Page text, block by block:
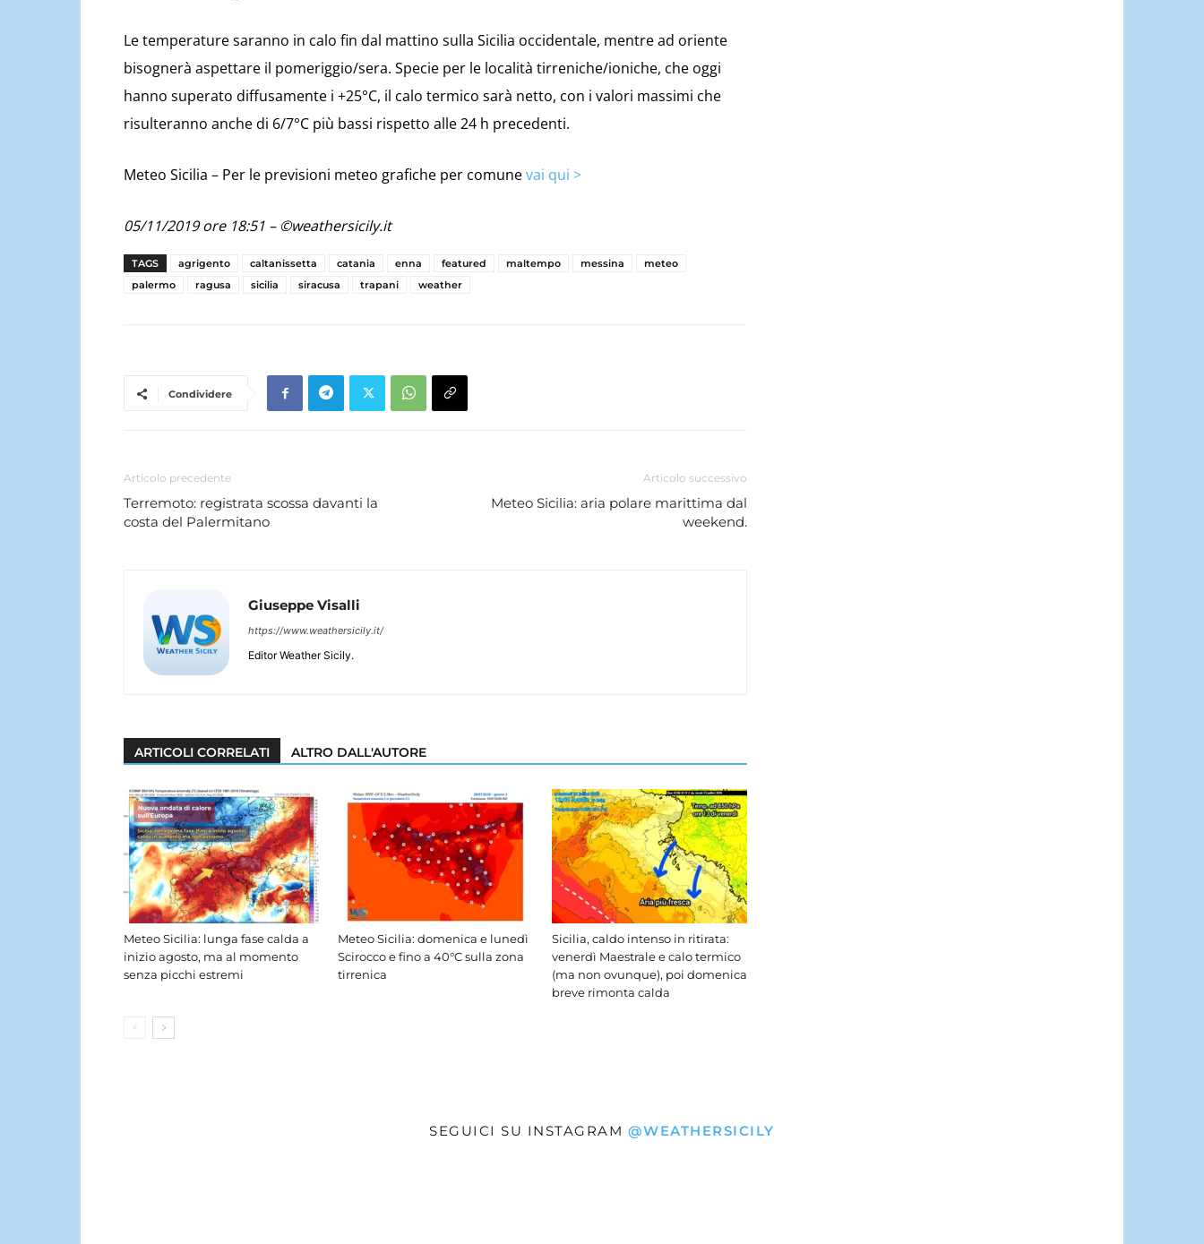
Le temperature saranno in calo fin dal mattino sulla Sicilia occidentale, mentre ad oriente
bisognerà aspettare il pomeriggio/sera. Specie per le località tirreniche/ioniche, che oggi
hanno superato diffusamente i +25°C, il calo termico sarà netto, con i valori massimi che
risulteranno anche di 6/7°C più bassi rispetto alle 24 h precedenti.
Meteo Sicilia – Per le previsioni meteo grafiche per comunevai qui >
05/11/2019 ore 18:51 – ©weathersicily.it
TAGS agrigento caltanissetta catania enna featured maltempo messina
meteo
palermo
ragusa sicilia siracusa trapani weather
Condividere
Articolo precedente
Terremoto: registrata scossa davanti la
costa del Palermitano
Articolo successivo
Meteo Sicilia: aria polare marittima dal
weekend.
Giuseppe Visalli
https://www.weathersicily.it/
Editor Weather Sicily.
ARTICOLI CORRELATI ALTRO DALL'AUTORE
Meteo Sicilia: lunga fase calda a
inizio agosto, ma al momento
senza picchi estremi
Meteo Sicilia: domenica e lunedì
Scirocco e fino a 40°C sulla zona
tirrenica
Sicilia, caldo intenso in ritirata:
venerdì Maestrale e calo termico
(ma non ovunque), poi domenica
breve rimonta calda
SEGUICI SU INSTAGRAM @WEATHERSICILY